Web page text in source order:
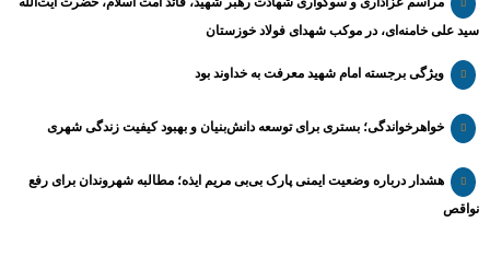
سید علی خامنه‌ای، در موکب شهدای فولاد خوزستان
ویژگی برجسته امام شهید معرفت به خداوند بود
خواهرخواندگی؛ بستری برای توسعه دانش‌بنیان و بهبود کیفیت زندگی شهری
هشدار درباره وضعیت ایمنی پارک بی‌بی مریم ایذه؛ مطالبه شهروندان برای رفع
نواقص